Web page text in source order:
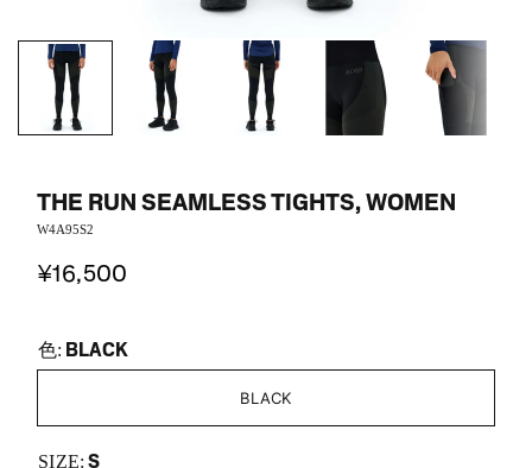
THE RUN SEAMLESS TIGHTS, WOMEN
W4A95S2
¥16,500
色: BLACK
BLACK
SIZE: S